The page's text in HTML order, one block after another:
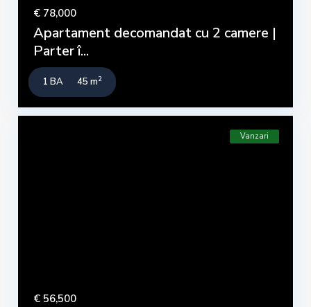
€ 78,000
Apartament decomandat cu 2 camere |
Parter î...
1 BA 45 m2
Vanzari
€ 56,500